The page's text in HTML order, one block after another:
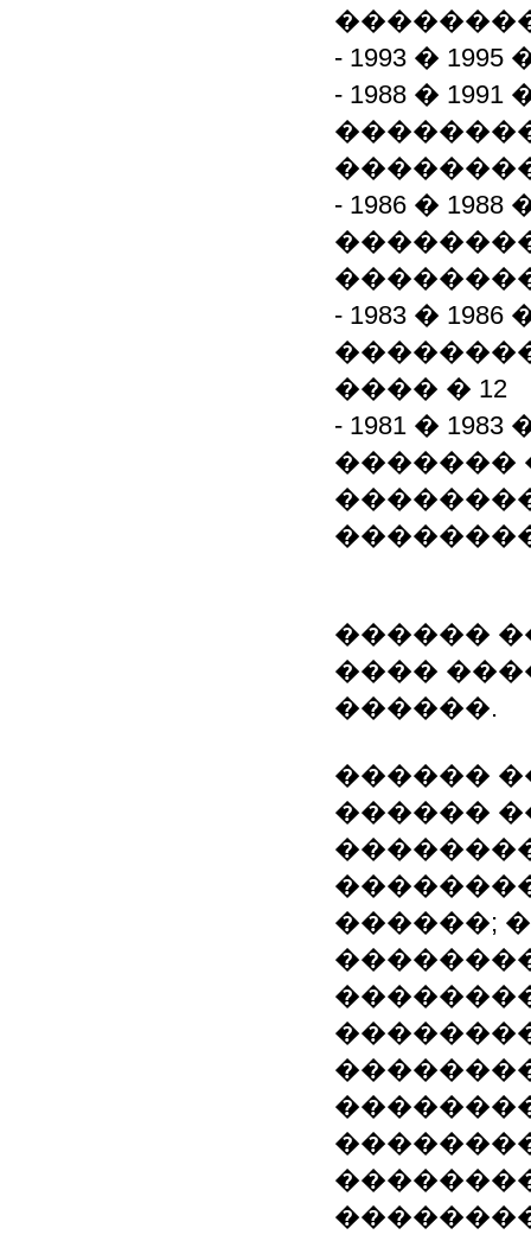
- 1993 �
- 1988 �
- 1986 �
- 1983 �
���� � 12
- 1981 �
�������
������
����
������.
������
������
������;